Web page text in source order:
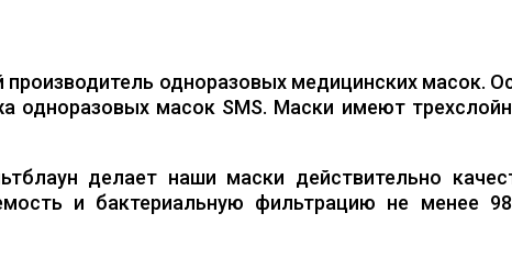
одноразовых медицинских масок.
одноразовых масок SMS. Маски имеют
делает наши маски действительно
и бактериальную фильтрацию не менее